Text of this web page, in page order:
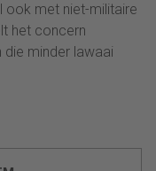
ook met niet-militaire
het concern
minder lawaai